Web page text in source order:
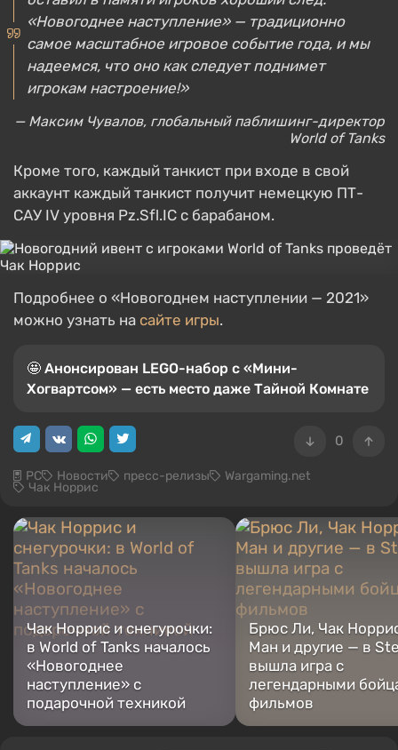
«Новогоднее наступление» — традиционно
самое масштабное игровое событие года, и мы
надеемся, что оно как следует поднимет
игрокам настроение!»
— Максим Чувалов, глобальный паблишинг-директор
World of Tanks
Кроме того, каждый танкист при входе в свой
аккаунт каждый танкист получит немецкую ПТ-
САУ IV уровня Pz.Sfl.IC с барабаном.
Подробнее о «Новогоднем наступлении — 2021»
можно узнать на сайте игры.
🤩 Анонсирован LEGO-набор с «Мини-
Хогвартсом» — есть место даже Тайной Комнате
0
PC Новости пресс-релизы Wargaming.net
Чак Норрис
Чак Норрис и снегурочки:
в World of Tanks началось
«Новогоднее
наступление» с
подарочной техникой
Брюс Ли, Чак
Ман и другие — в
вышла игра с
легендарными
фильмов